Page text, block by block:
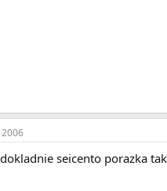
2006
seicento porazka